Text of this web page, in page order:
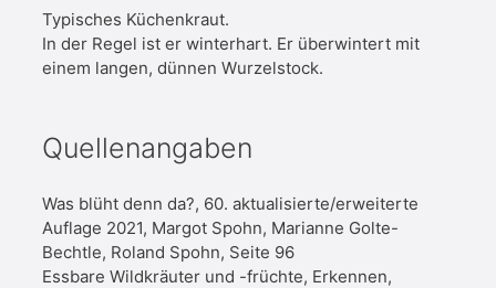
Typisches Küchenkraut.
In der Regel ist er winterhart. Er überwintert mit
einem langen, dünnen Wurzelstock.
Quellenangaben
Was blüht denn da?, 60. aktualisierte/erweiterte
Auflage 2021, Margot Spohn, Marianne Golte-
Bechtle, Roland Spohn, Seite 96
Essbare Wildkräuter und -früchte, Erkennen,